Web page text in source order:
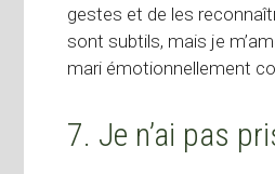
gestes et de les
sont subtils, mais je
mari émotionnellement
7. Je n’ai pas